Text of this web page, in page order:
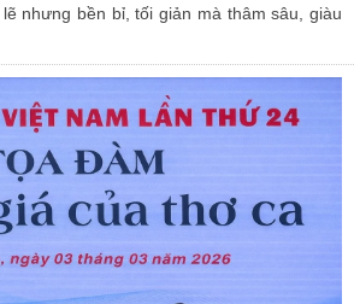
nhưng bền bỉ, tối giản mà thâm sâu, giàu